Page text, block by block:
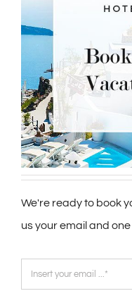
We're ready to book
us your email and